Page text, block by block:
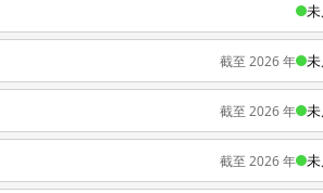
截至 2026 年
截至 2026 年
截至 2026 年